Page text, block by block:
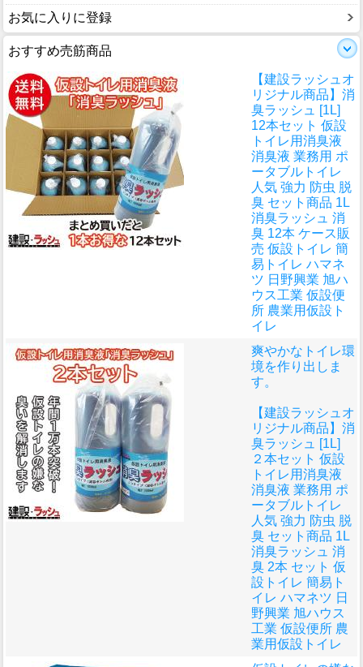
お気に入りに登録
おすすめ売筋商品
【建設ラッシュオ
リジナル商品】消
臭ラッシュ [1L]
12本セット 仮設
トイレ用消臭液
消臭液 業務用 ポ
ータブルトイレ
人気 強力 防虫 脱
臭 セット商品 1L
消臭ラッシュ 消
臭 12本 ケース販
売 仮設トイレ 簡
易トイレ ハマネ
ツ 日野興業 旭ハ
ウス工業 仮設便
所 農業用仮設ト
イレ
爽やかなトイレ環
境を作り出しま
す。
【建設ラッシュオ
リジナル商品】消
臭ラッシュ [1L]
２本セット 仮設
トイレ用消臭液
消臭液 業務用 ポ
ータブルトイレ
人気 強力 防虫 脱
臭 セット商品 1L
消臭ラッシュ 消
臭 2本 セット 仮
設トイレ 簡易ト
イレ ハマネツ 日
野興業 旭ハウス
工業 仮設便所 農
業用仮設トイレ